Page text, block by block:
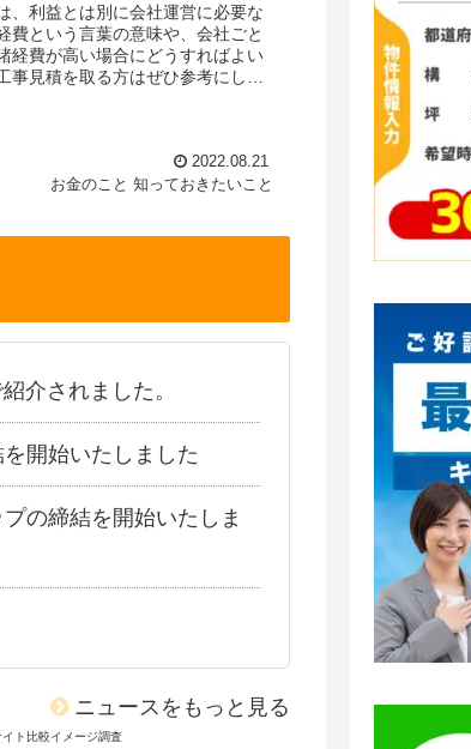
、利益とは別に会社運営に必要な
費という言葉の意味や、会社ごと
経費が高い場合にどうすればよい
見積を取る方はぜひ参考にして
2022.08.21
お金のこと 知っておきたいこと
介されました。
開始いたしました
の締結を開始いたしま
ニュースをもっと見る
ト比較イメージ調査